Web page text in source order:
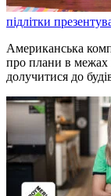
підлітки
Американська
про плани в межах
долучитися до